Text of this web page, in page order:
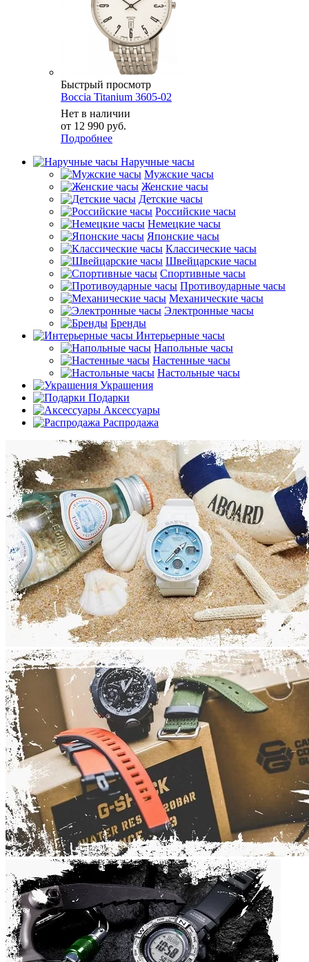
Быстрый просмотр
Boccia Titanium 3605-02
Нет в наличии
от 12 990 руб.
Подробнее
Наручные часы
Мужские часы
Женские часы
Детские часы
Российские часы
Немецкие часы
Японские часы
Классические часы
Швейцарские часы
Спортивные часы
Противоударные часы
Механические часы
Электронные часы
Бренды
Интерьерные часы
Напольные часы
Настенные часы
Настольные часы
Украшения
Подарки
Аксессуары
Распродажа